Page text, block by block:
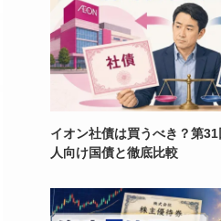
イオン社債は買うべき？第
人向け国債と徹底比較